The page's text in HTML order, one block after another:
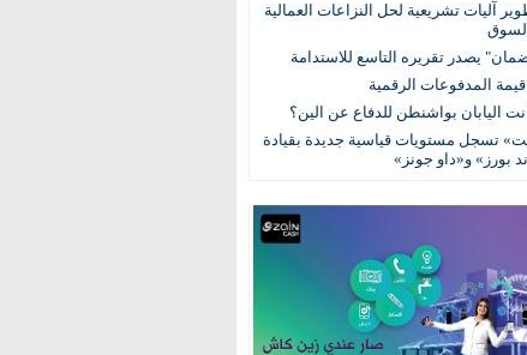
آليات تشريعية لحل النزاعات العمالية
يصدر تقريره التاسع للاستدامة
اليابان بواشنطن للدفاع عن الين؟
تسجل مستويات قياسية جديدة بقيادة
بورز» و«داو جونز»